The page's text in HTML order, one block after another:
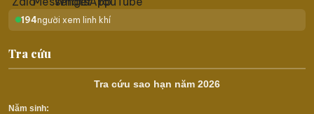
194người xem linh khí
Tra cứu
Tra cứu sao hạn năm 2026
Năm sinh: